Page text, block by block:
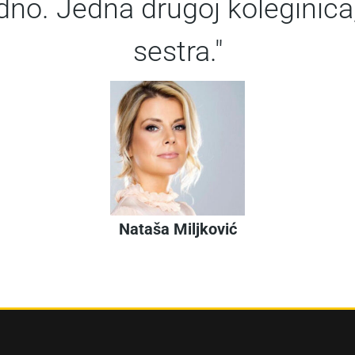
Jedna drugoj
sestra."
Nataša Miljković